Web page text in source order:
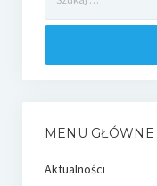
MENU GŁÓWNE
Aktualności